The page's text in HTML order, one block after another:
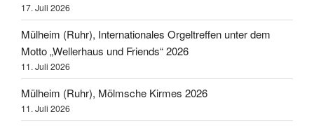
17. Juli 2026
Mülheim (Ruhr), Internationales Orgeltreffen unter dem
Motto „Wellerhaus und Friends“ 2026
11. Juli 2026
Mülheim (Ruhr), Mölmsche Kirmes 2026
11. Juli 2026